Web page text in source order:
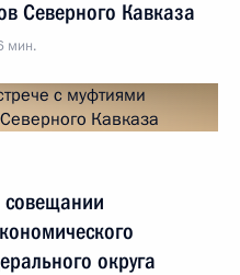
Северного Кавказа
мин.
совещании
округа